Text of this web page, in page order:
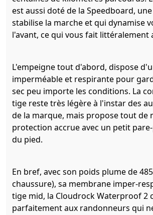
est aussi doté de la Speedboard,
stabilise la marche et qui dynamise
l'avant, ce qui vous fait littéralement
L'empeigne tout d'abord, dispose
imperméable et respirante pour
sec peu importe les conditions. La
tige reste très légère à l'instar des
de la marque, mais propose tout de
protection accrue avec un petit
du pied.
En bref, avec son poids plume de
chaussure), sa membrane imper-
tige mid, la Cloudrock Waterproof 2
parfaitement aux randonneurs qui